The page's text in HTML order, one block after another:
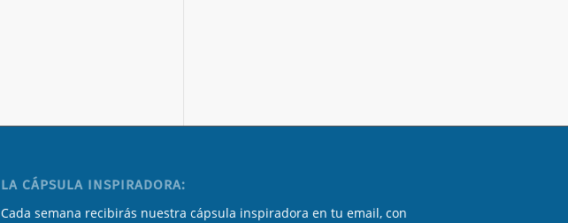
LA CÁPSULA INSPIRADORA:
Cada semana recibirás nuestra cápsula inspiradora en tu email, con